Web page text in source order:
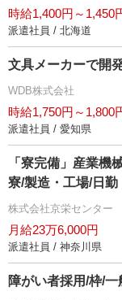
時給1,400円～1,450
派遣社員 / 北海道
文具メーカーで開
WDB株式会社
時給1,750円～1,800
派遣社員 / 愛知県
「寮完備」産業機
寮/製造・工場/日勤
株式会社京栄センター
月給23万6,000円
派遣社員 / 神奈川県
障がい者採用/枠/一